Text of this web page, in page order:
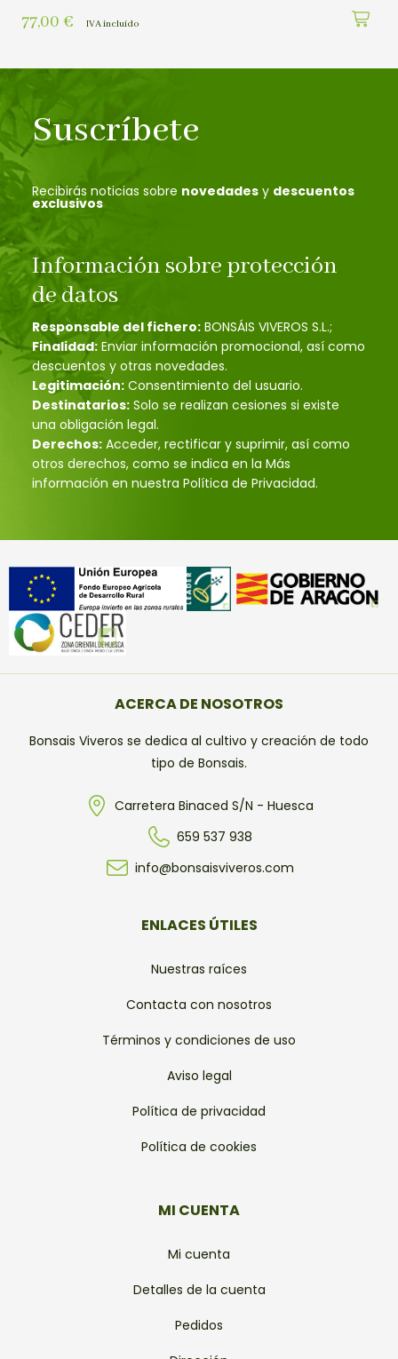
77,00 € IVA incluído
Suscríbete
Recibirás noticias sobre novedades y descuentos
exclusivos
Información sobre protección
de datos
Responsable del fichero: BONSÁIS VIVEROS S.L.;
Finalidad: Enviar información promocional, así como
descuentos y otras novedades.
Legitimación: Consentimiento del usuario.
Destinatarios: Solo se realizan cesiones si existe
una obligación legal.
Derechos: Acceder, rectificar y suprimir, así como
otros derechos, como se indica en la Más
información en nuestra Política de Privacidad.
ACERCA DE NOSOTROS
Bonsais Viveros se dedica al cultivo y creación de todo
tipo de Bonsais.
Carretera Binaced S/N - Huesca
659 537 938
info@bonsaisviveros.com
ENLACES ÚTILES
Nuestras raíces
Contacta con nosotros
Términos y condiciones de uso
Aviso legal
Política de privacidad
Política de cookies
MI CUENTA
Mi cuenta
Detalles de la cuenta
Pedidos